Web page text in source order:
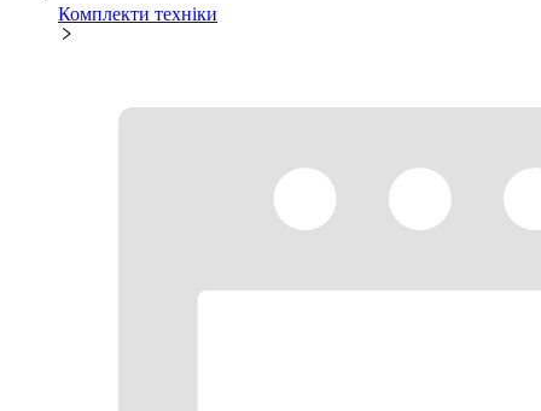
Комплекти техніки